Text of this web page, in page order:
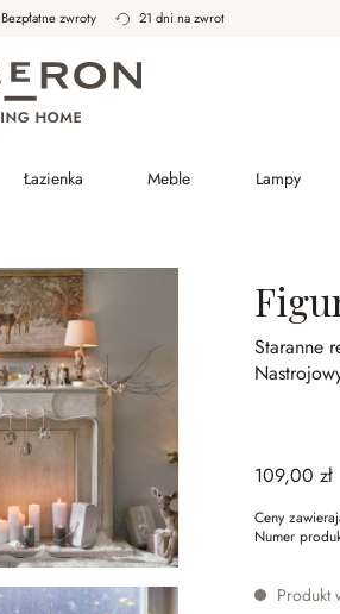
Bezpłatne zwroty 21 dni na zwrot
Łazienka Meble Lampy
Staranne
109,00 zł
Ceny
Numer
Produkt